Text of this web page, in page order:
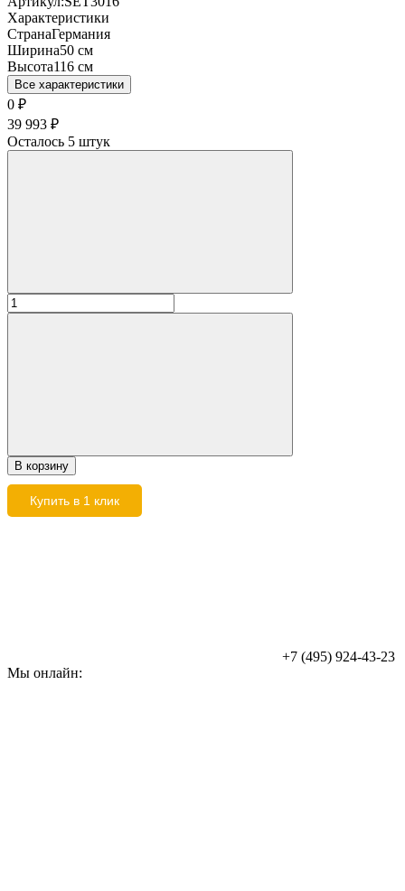
Характеристики
СтранаГермания
Ширина50 см
Высота116 см
Все характеристики
0 ₽
39 993 ₽
Осталось 5 штук
В корзину
Купить в 1 клик
+7 (495) 924-43-23
Мы онлайн: